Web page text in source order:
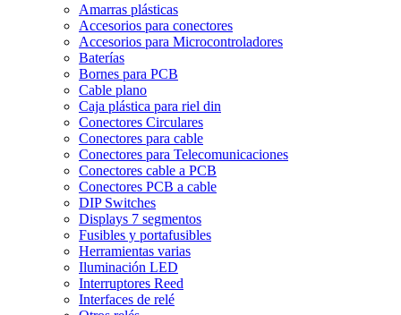
Amarras plásticas
Accesorios para conectores
Accesorios para Microcontroladores
Baterías
Bornes para PCB
Cable plano
Caja plástica para riel din
Conectores Circulares
Conectores para cable
Conectores para Telecomunicaciones
Conectores cable a PCB
Conectores PCB a cable
DIP Switches
Displays 7 segmentos
Fusibles y portafusibles
Herramientas varias
Iluminación LED
Interruptores Reed
Interfaces de relé